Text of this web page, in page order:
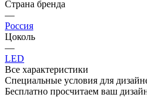
Страна бренда
—
Россия
Цоколь
—
LED
Все характеристики
Специальные условия для
Бесплатно просчитаем ваш